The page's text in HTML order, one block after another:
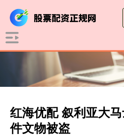
红海优配 叙利亚大
件文物被盗